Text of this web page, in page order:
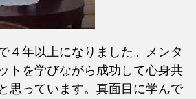
４年以上になりました。メンタ
トを学びながら成功して心身共
思っています。真面目に学んで